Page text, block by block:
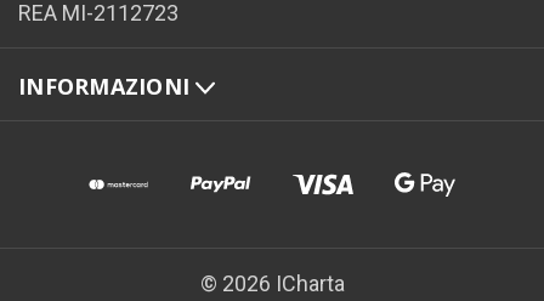
REA MI-2112723
INFORMAZIONI
© 2026 ICharta